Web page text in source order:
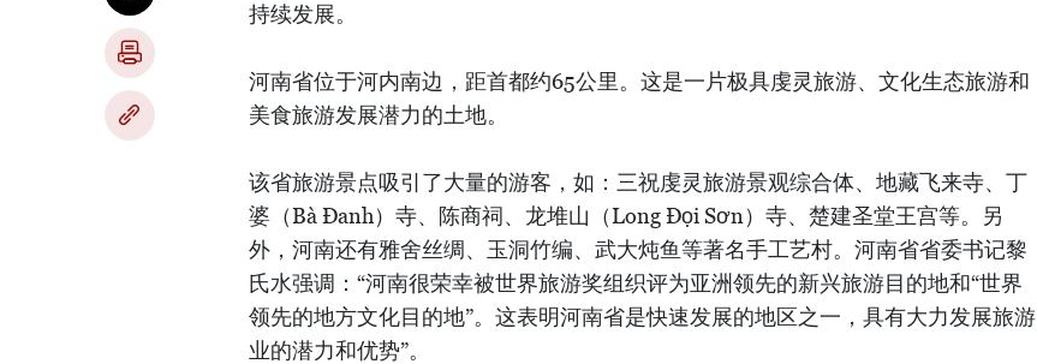
持续发展。
河南省位于河内南边，距首都约65公里。这是一片极具虔灵旅游、文化生态旅游和
美食旅游发展潜力的土地。
该省旅游景点吸引了大量的游客，如：三祝虔灵旅游景观综合体、地藏飞来寺、丁
婆（Bà Đanh）寺、陈商祠、龙堆山（Long Đọi Sơn）寺、楚建圣堂王宫等。另
外，河南还有雅舍丝绸、玉洞竹编、武大炖鱼等著名手工艺村。河南省省委书记黎
氏水强调：“河南很荣幸被世界旅游奖组织评为亚洲领先的新兴旅游目的地和“世界
领先的地方文化目的地”。这表明河南省是快速发展的地区之一，具有大力发展旅游
业的潜力和优势”。